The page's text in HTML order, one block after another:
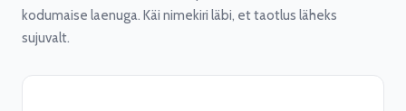
kodumaise laenuga. Käi nimekiri läbi, et taotlus läheks
sujuvalt.